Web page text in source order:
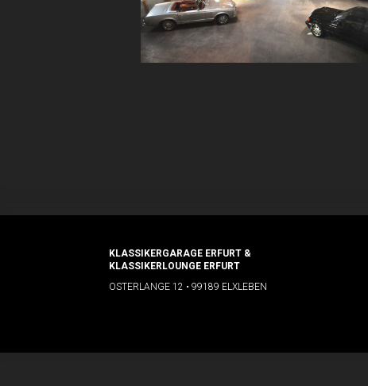
KLASSIKERGARAGE ERFURT &
KLASSIKERLOUNGE ERFURT
OSTERLANGE 12 • 99189 ELXLEBEN